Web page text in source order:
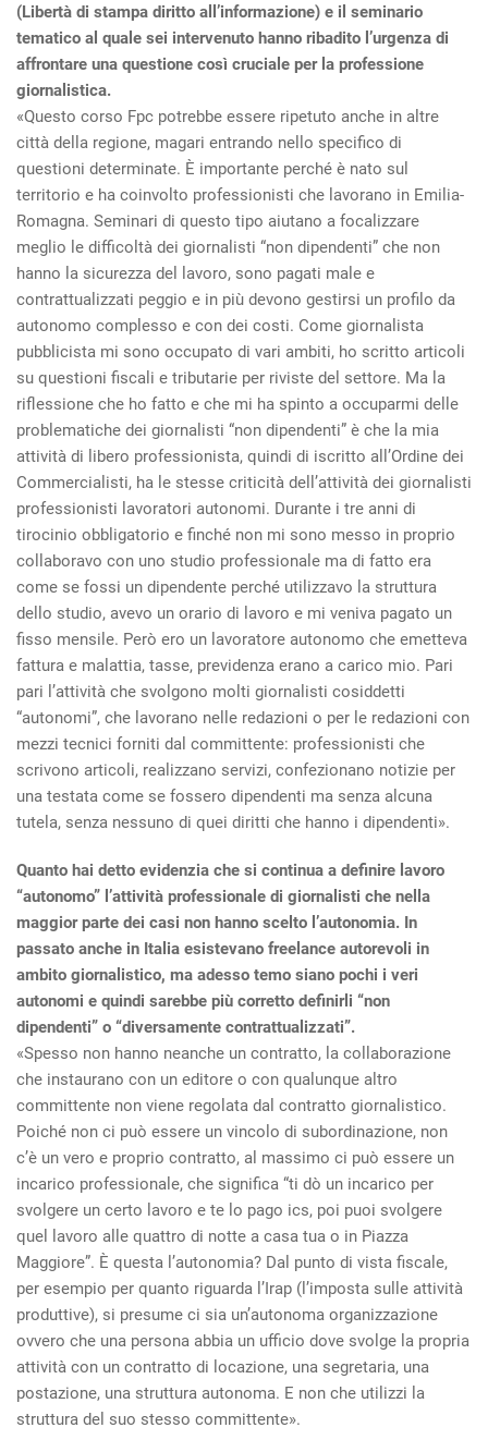
(Libertà di stampa diritto all’informazione) e il seminario
tematico al quale sei intervenuto hanno ribadito l’urgenza di
affrontare una questione così cruciale per la professione
giornalistica.
«Questo corso Fpc potrebbe essere ripetuto anche in altre
città della regione, magari entrando nello specifico di
questioni determinate. È importante perché è nato sul
territorio e ha coinvolto professionisti che lavorano in Emilia-
Romagna. Seminari di questo tipo aiutano a focalizzare
meglio le difficoltà dei giornalisti “non dipendenti” che non
hanno la sicurezza del lavoro, sono pagati male e
contrattualizzati peggio e in più devono gestirsi un profilo da
autonomo complesso e con dei costi. Come giornalista
pubblicista mi sono occupato di vari ambiti, ho scritto articoli
su questioni fiscali e tributarie per riviste del settore. Ma la
riflessione che ho fatto e che mi ha spinto a occuparmi delle
problematiche dei giornalisti “non dipendenti” è che la mia
attività di libero professionista, quindi di iscritto all’Ordine dei
Commercialisti, ha le stesse criticità dell’attività dei giornalisti
professionisti lavoratori autonomi. Durante i tre anni di
tirocinio obbligatorio e finché non mi sono messo in proprio
collaboravo con uno studio professionale ma di fatto era
come se fossi un dipendente perché utilizzavo la struttura
dello studio, avevo un orario di lavoro e mi veniva pagato un
fisso mensile. Però ero un lavoratore autonomo che emetteva
fattura e malattia, tasse, previdenza erano a carico mio. Pari
pari l’attività che svolgono molti giornalisti cosiddetti
“autonomi”, che lavorano nelle redazioni o per le redazioni con
mezzi tecnici forniti dal committente: professionisti che
scrivono articoli, realizzano servizi, confezionano notizie per
una testata come se fossero dipendenti ma senza alcuna
tutela, senza nessuno di quei diritti che hanno i dipendenti».
Quanto hai detto evidenzia che si continua a definire lavoro
“autonomo” l’attività professionale di giornalisti che nella
maggior parte dei casi non hanno scelto l’autonomia. In
passato anche in Italia esistevano freelance autorevoli in
ambito giornalistico, ma adesso temo siano pochi i veri
autonomi e quindi sarebbe più corretto definirli “non
dipendenti” o “diversamente contrattualizzati”.
«Spesso non hanno neanche un contratto, la collaborazione
che instaurano con un editore o con qualunque altro
committente non viene regolata dal contratto giornalistico.
Poiché non ci può essere un vincolo di subordinazione, non
c’è un vero e proprio contratto, al massimo ci può essere un
incarico professionale, che significa “ti dò un incarico per
svolgere un certo lavoro e te lo pago ics, poi puoi svolgere
quel lavoro alle quattro di notte a casa tua o in Piazza
Maggiore”. È questa l’autonomia? Dal punto di vista fiscale,
per esempio per quanto riguarda l’Irap (l’imposta sulle attività
produttive), si presume ci sia un’autonoma organizzazione
ovvero che una persona abbia un ufficio dove svolge la propria
attività con un contratto di locazione, una segretaria, una
postazione, una struttura autonoma. E non che utilizzi la
struttura del suo stesso committente».